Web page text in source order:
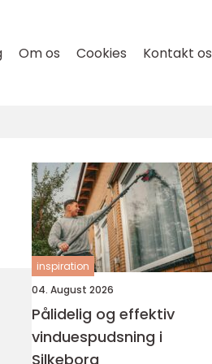
Om os Cookies Kontakt os
inspiration
04. August 2026
Pålidelig og effektiv
vinduespudsning i
Silkeborg